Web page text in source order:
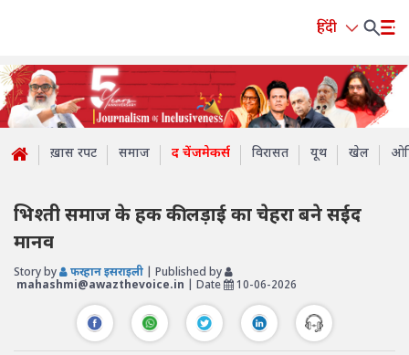
हिंदी
ख़ास रपट समाज द चेंजमेकर्स विरासत यूथ खेल
भिश्ती समाज के हक की लड़ाई का चेहरा बने सईद
मानव
Story by फरहान इसराइली | Published by
mahashmi@awazthevoice.in | Date 10-06-2026